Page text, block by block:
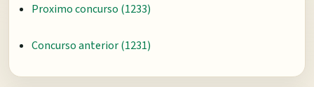
Proximo concurso (1233)
Concurso anterior (1231)